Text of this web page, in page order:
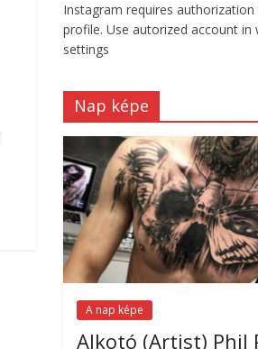
Instagram requires
profile. Use autorized account in
settings
Nap képe
A nap képe
Alkotó (Artist) Phil